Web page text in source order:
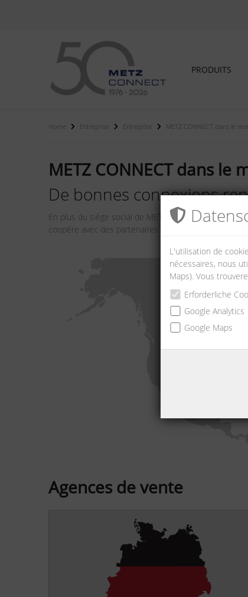
PRODUITS
Home Entreprise Entreprise METZ CONNECT dans le
METZ CONNECT dans le
De bonnes connexions
En plus du siège social de METZ CONNECT à
coopère avec des partenaires commerciaux dans plus
Agences de vente
L'utilisation de
nécessaires, nous
Maps). Vous
Erforderliche
Google Analytics
Google Maps